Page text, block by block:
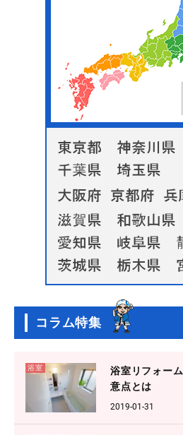
コラム特集
浴室
浴室リフォー
意点とは
2019-01-31